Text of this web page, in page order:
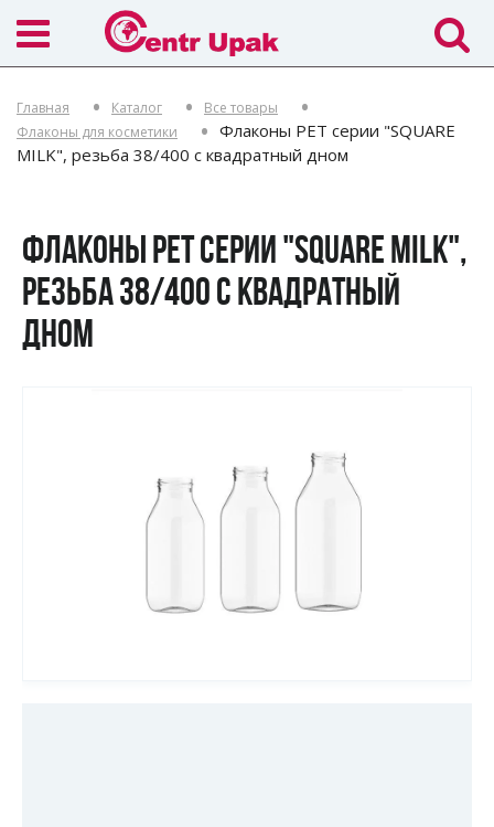
Главная Каталог
Все товары
Флаконы для косметики
Флаконы PET серии "SQUARE
MILK", резьба 38/400 с квадратный дном
ФЛАКОНЫ PET СЕРИИ "SQUARE MILK",
РЕЗЬБА 38/400 С КВАДРАТНЫЙ
ДНОМ